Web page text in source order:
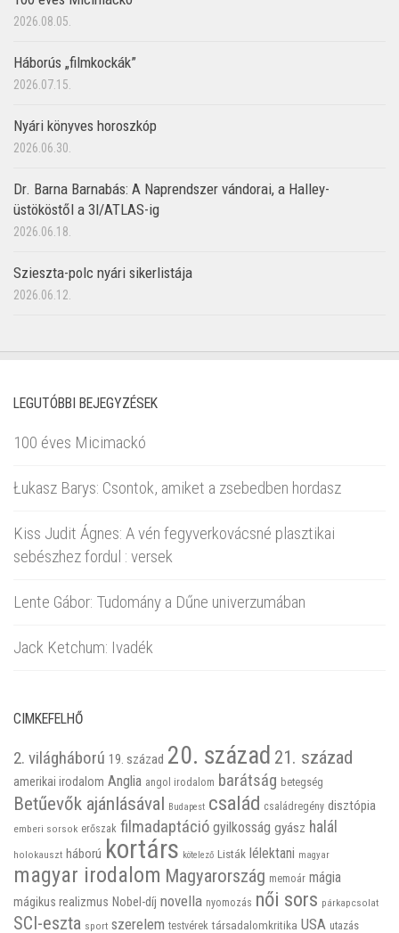
2026.08.05.
Háborús „filmkockák”
2026.07.15.
Nyári könyves horoszkóp
2026.06.30.
Dr. Barna Barnabás: A Naprendszer vándorai, a Halley-
üstököstől a 3I/ATLAS-ig
2026.06.18.
Szieszta-polc nyári sikerlistája
2026.06.12.
LEGUTÓBBI BEJEGYZÉSEK
100 éves Micimackó
Łukasz Barys: Csontok, amiket a zsebedben hordasz
Kiss Judit Ágnes: A vén fegyverkovácsné plasztikai
sebészhez fordul : versek
Lente Gábor: Tudomány a Dűne univerzumában
Jack Ketchum: Ivadék
CIMKEFELHŐ
2. világháború 19. század 20. század 21. század
amerikai irodalom Anglia angol irodalom barátság betegség
Betűevők ajánlásával Budapest család családregény disztópia
emberi sorsok erőszak filmadaptáció gyilkosság gyász halál
holokauszt háború kortárs kötelező Listák lélektani magyar
magyar irodalom Magyarország memoár mágia
mágikus realizmus Nobel-díj novella nyomozás női sors párkapcsolat
SCI-eszta sport szerelem testvérek társadalomkritika USA utazás